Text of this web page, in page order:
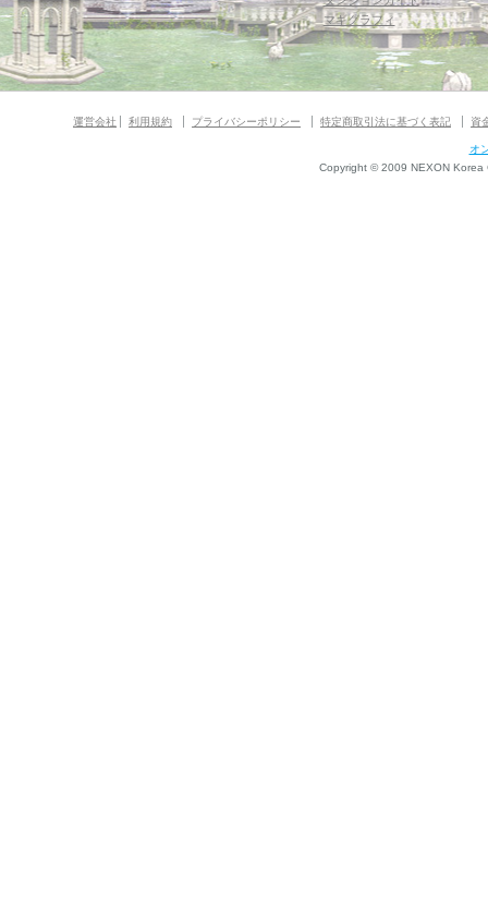
マギグラフィ
運営会社 利用規約 プライバシーポリシー 特定商取引法に基づく表記 資
オ
Copyright © 2009 NEXON Korea